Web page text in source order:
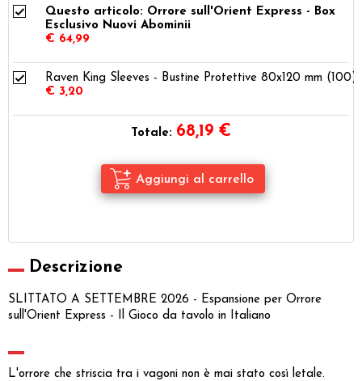
Questo articolo: Orrore sull'Orient Express - Box
Esclusivo Nuovi Abominii
€ 64,99
Raven King Sleeves - Bustine Protettive 80x120 mm (100)
€ 3,20
Totale: 68,19 €
Descrizione
SLITTATO A SETTEMBRE 2026 - Espansione per Orrore
sull'Orient Express - Il Gioco da tavolo in Italiano
L'orrore che striscia tra i vagoni non è mai stato così letale.